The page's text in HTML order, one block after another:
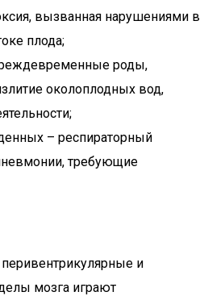
вызванная нарушениями в
плода;
роды,
околоплодных вод,
– респираторный
требующие
и
мозга играют